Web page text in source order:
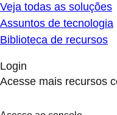
Veja todas as soluções
Assuntos de tecnologia
Biblioteca de recursos
Login
Acesse mais recursos